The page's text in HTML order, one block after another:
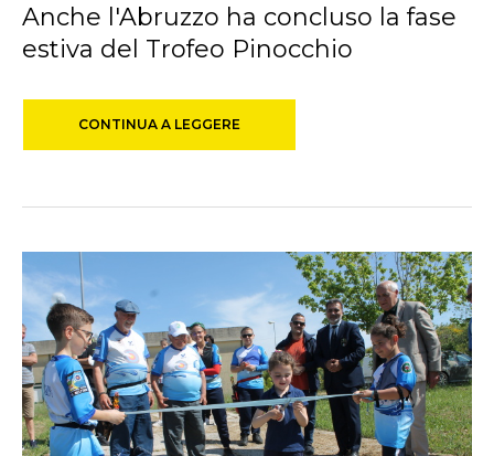
Anche l'Abruzzo ha concluso la fase
estiva del Trofeo Pinocchio
CONTINUA A LEGGERE